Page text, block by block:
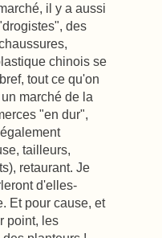
il y a aussi
des
chinois se
tout ce qu'on
marché de la
"en dur",
tailleurs,
retaurant. Je
d'elles-
Et pour cause, et
point, les